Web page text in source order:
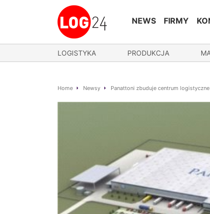
NEWS FIRMY
LOGISTYKA PRODUKCJA
Home Newsy Panattoni zbuduje centrum